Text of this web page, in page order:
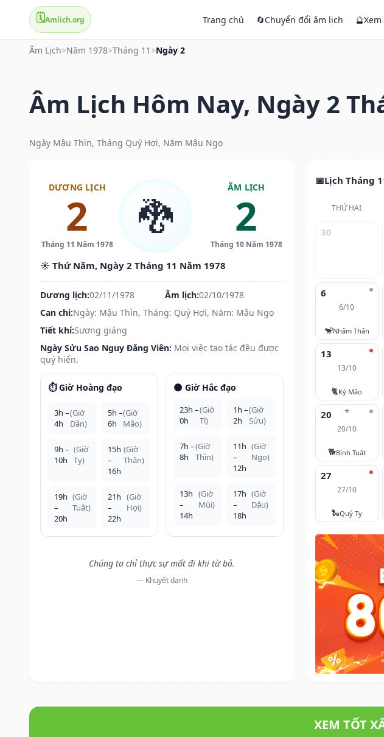
🗓️Amlich.org Trang chủ 🔄Chuyển đổi âm lịch 🔮
Âm Lịch>Năm 1978>Tháng 11 >Ngày 2
Âm Lịch Hôm Nay, Ngày 2
Ngày Mậu Thìn, Tháng Quý Hợi, Năm Mậu Ngọ
DƯƠNG LỊCH
2
Tháng 11 Năm 1978
🐉
ÂM LỊCH
2
Tháng 10 Năm 1978
☀️ Thứ Năm, Ngày 2 Tháng 11 Năm 1978
Dương lịch:02/11/1978 Âm lịch:02/10/1978
Can chi:Ngày: Mậu Thìn, Tháng: Quý Hợi, Năm: Mậu Ngọ
Tiết khí:Sương giáng
Ngày Sửu Sao Nguy Đăng Viên: Mọi việc tạo tác đều được
quý hiển.
⏱️ Giờ Hoàng đạo
3h –
4h
(Giờ
Dần)
5h –
6h
(Giờ
Mão)
9h –
10h
(Giờ
Tỵ)
15h
–
16h
(Giờ
Thân)
19h
–
20h
(Giờ
Tuất)
21h
–
22h
(Giờ
Hợi)
🌑 Giờ Hắc đạo
23h –
0h
(Giờ
Tí)
1h –
2h
(Giờ
Sửu)
7h –
8h
(Giờ
Thìn)
11h
–
12h
(Giờ
Ngọ)
13h
–
14h
(Giờ
Mùi)
17h
–
18h
(Giờ
Dậu)
Chúng ta chỉ thực sự mất đi khi từ bỏ.
— Khuyết danh
Lịch Tháng
THỨ HAI
30
6
6/10
🐒Nhâm Thân
13
13/10
🐈Kỷ Mão
⭐
20
20/10
🐕Bính Tuất
27
27/10
🐍Quý Tỵ
XEM TỐT